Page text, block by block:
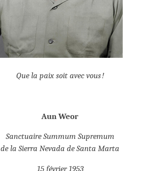
Que la paix soit avec vous !
Aun Weor
Sanctuaire Summum Supremum
de la Sierra Nevada de Santa Marta
15 février 1953